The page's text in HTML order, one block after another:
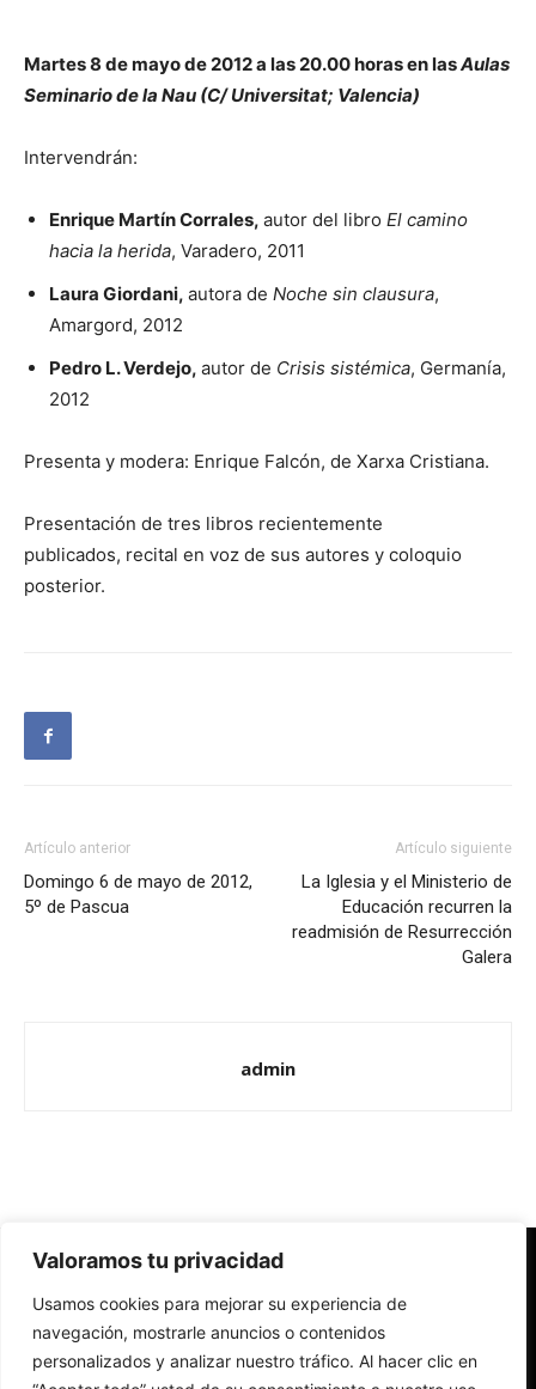
Valoramos tu privacidad
Usamos cookies para mejorar su experiencia de
navegación, mostrarle anuncios o contenidos
personalizados y analizar nuestro tráfico. Al hacer clic en
Martes 8 de mayo de 2012 a las20.00 horas en lasAulas
Seminario de la Nau (C/ Universitat; Valencia)
Intervendrán:
Enrique Martín Corrales, autor del libro El camino
hacia la herida, Varadero, 2011
Laura Giordani, autora de Noche sin clausura,
Amargord, 2012
Pedro L. Verdejo, autor de Crisis sistémica, Germanía,
2012
Presenta y modera: Enrique Falcón, de Xarxa Cristiana.
Presentación de tres libros recientemente
publicados, recital en voz de sus autores y coloquio
posterior.
Artículo anterior
Domingo 6 de mayo de 2012,
5º de Pascua
Artículo siguiente
La Iglesia y el Ministerio de
Educación recurren la
readmisión de Resurrección
Galera
admin
Redes Cristianas
Una mirada alternativa sobre la Iglesia católica y la sociedad
- Colectivos de Redes Cristianas